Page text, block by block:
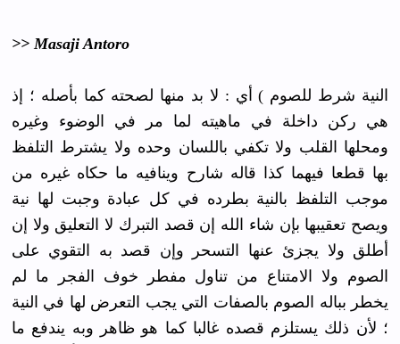
>> Masaji Antoro
النية شرط للصوم ) أي : لا بد منها لصحته كما بأصله ؛ إذ
هي ركن داخلة في ماهيته لما مر في الوضوء وغيره
ومحلها القلب ولا تكفي باللسان وحده ولا يشترط التلفظ
بها قطعا فيهما كذا قاله شارح وينافيه ما حكاه غيره من
موجب التلفظ بالنية بطرده في كل عبادة وجبت لها نية
ويصح تعقيبها بإن شاء الله إن قصد التبرك لا التعليق ولا إن
أطلق ولا يجزئ عنها التسحر وإن قصد به التقوي على
الصوم ولا الامتناع من تناول مفطر خوف الفجر ما لم
يخطر بباله الصوم بالصفات التي يجب التعرض لها في النية
؛ لأن ذلك يستلزم قصده غالبا كما هو ظاهر وبه يندفع ما